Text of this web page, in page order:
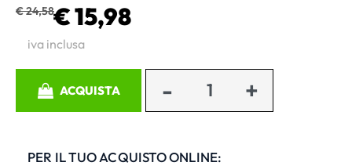
€ 24,58€ 15,98
iva inclusa
ACQUISTA
PER IL TUO ACQUISTO ONLINE: